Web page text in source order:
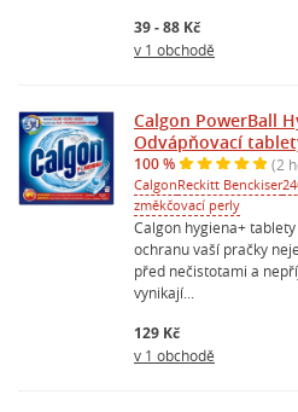
39 - 88 Kč
v 1 obchodě
Calgon PowerBall
Odvápňovací
100 % (2
CalgonReckitt Benckiser
změkčovací perly
Calgon hygiena+
ochranu vaší pračky
před nečistotami a
vynikají...
129 Kč
v 1 obchodě